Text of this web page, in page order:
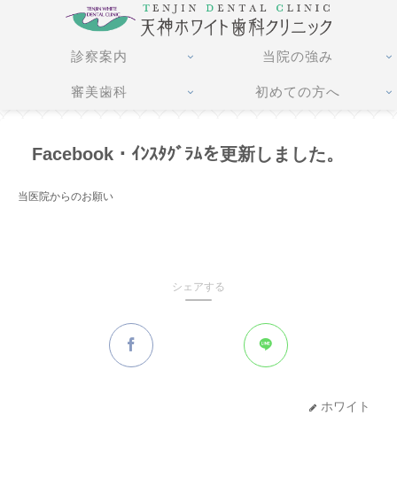
診察案内 当院の強み
審美歯科 初めての方へ
Facebook・ｲﾝｽﾀｸﾞﾗﾑを更新しました。
当医院からのお願い
シェアする
ホワイト